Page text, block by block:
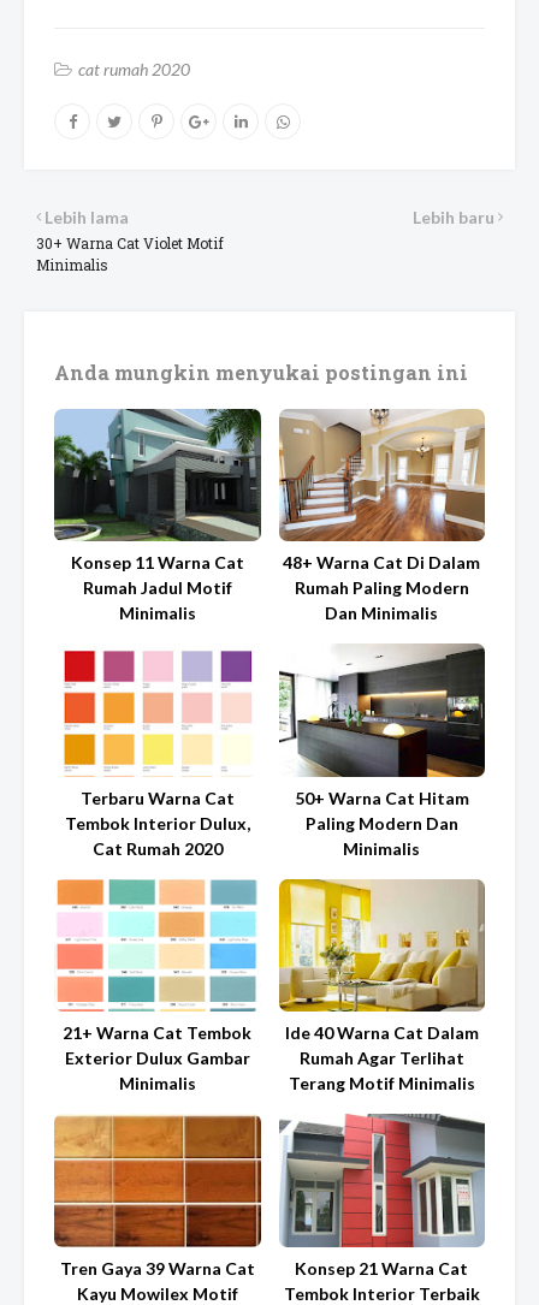
cat rumah 2020
Lebih baru
Lebih lama
30+ Warna Cat Violet Motif
Minimalis
Anda mungkin menyukai postingan ini
Konsep 11 Warna Cat
Rumah Jadul Motif
Minimalis
48+ Warna Cat Di Dalam
Rumah Paling Modern
Dan Minimalis
Terbaru Warna Cat
Tembok Interior Dulux,
Cat Rumah 2020
50+ Warna Cat Hitam
Paling Modern Dan
Minimalis
21+ Warna Cat Tembok
Exterior Dulux Gambar
Minimalis
Ide 40 Warna Cat Dalam
Rumah Agar Terlihat
Terang Motif Minimalis
Tren Gaya 39 Warna Cat
Kayu Mowilex Motif
Konsep 21 Warna Cat
Tembok Interior Terbaik